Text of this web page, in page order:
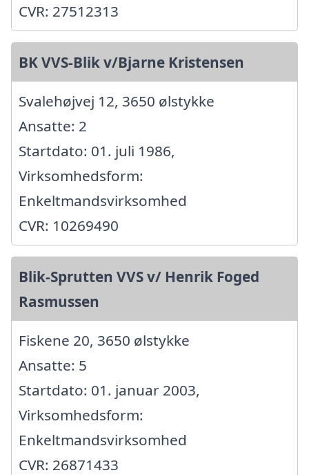
CVR: 27512313
BK VVS-Blik v/Bjarne Kristensen
Svalehøjvej 12, 3650 ølstykke
Ansatte: 2
Startdato: 01. juli 1986,
Virksomhedsform:
Enkeltmandsvirksomhed
CVR: 10269490
Blik-Sprutten VVS v/ Henrik Foged
Rasmussen
Fiskene 20, 3650 ølstykke
Ansatte: 5
Startdato: 01. januar 2003,
Virksomhedsform:
Enkeltmandsvirksomhed
CVR: 26871433